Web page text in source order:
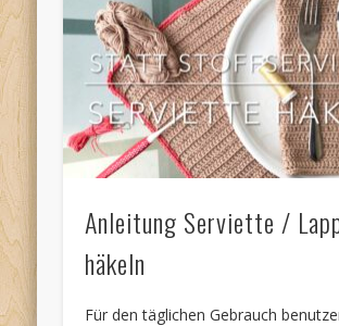
Anleitung Serviette /
häkeln
Für den täglichen Gebrauch